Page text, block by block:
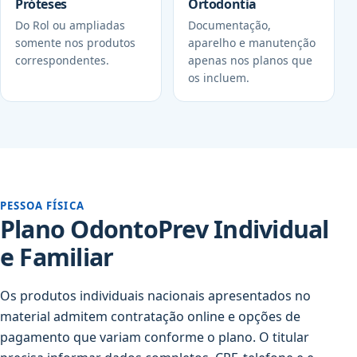
Próteses
Do Rol ou ampliadas
somente nos produtos
correspondentes.
Ortodontia
Documentação,
aparelho e manutenção
apenas nos planos que
os incluem.
PESSOA FÍSICA
Plano OdontoPrev Individual
e Familiar
Os produtos individuais nacionais apresentados no
material admitem contratação online e opções de
pagamento que variam conforme o plano. O titular